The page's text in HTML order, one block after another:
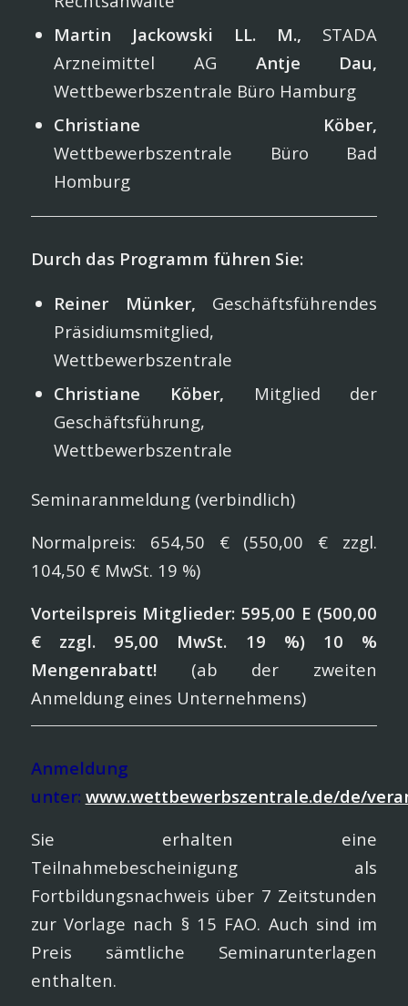
Martin Jackowski LL. M., STADA
Arzneimittel AG Antje Dau,
Wettbewerbszentrale Büro Hamburg
Christiane Köber,
Wettbewerbszentrale Büro Bad
Homburg
Durch das Programm führen Sie:
Reiner Münker, Geschäftsführendes
Präsidiumsmitglied,
Wettbewerbszentrale
Christiane Köber, Mitglied der
Geschäftsführung,
Wettbewerbszentrale
Seminaranmeldung (verbindlich)
Normalpreis: 654,50 € (550,00 € zzgl.
104,50 € MwSt. 19 %)
Vorteilspreis Mitglieder: 595,00 E (500,00
€ zzgl. 95,00 MwSt. 19 %) 10 %
Mengenrabatt! (ab der zweiten
Anmeldung eines Unternehmens)
Anmeldung
unter: www.wettbewerbszentrale.de/de/
Sie erhalten eine
Teilnahmebescheinigung als
Fortbildungsnach­weis über 7 Zeitstunden
zur Vorlage nach § 15 FAO. Auch sind im
Preis sämtliche Seminarunterlagen
enthalten.